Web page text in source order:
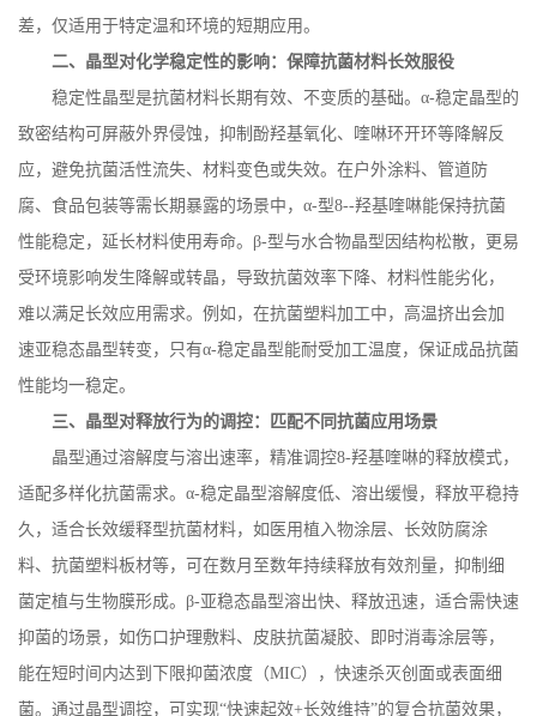
差，仅适用于特定温和环境的短期应用。
二、晶型对化学稳定性的影响：保障抗菌材料长效服役
稳定性晶型是抗菌材料长期有效、不变质的基础。 α-稳定晶型的
致密结构可屏蔽外界侵蚀，抑制酚羟基氧化、喹啉环开环等降解反
应，避免抗菌活性流失、材料变色或失效。在户外涂料、管道防
腐、食品包装等需长期暴露的场景中， α-型8-‑羟基喹啉能保持抗菌
性能稳定，延长材料使用寿命。β-型与水合物晶型因结构松散，更易
受环境影响发生降解或转晶，导致抗菌效率下降、材料性能劣化，
难以满足长效应用需求。例如，在抗菌塑料加工中，高温挤出会加
速亚稳态晶型转变，只有α-稳定晶型能耐受加工温度，保证成品抗菌
性能均一稳定。
三、晶型对释放行为的调控：匹配不同抗菌应用场景
晶型通过溶解度与溶出速率，精准调控8-羟基喹啉的释放模式，
适配多样化抗菌需求。 α-稳定晶型溶解度低、溶出缓慢，释放平稳持
久，适合长效缓释型抗菌材料，如医用植入物涂层、长效防腐涂
料、抗菌塑料板材等，可在数月至数年持续释放有效剂量，抑制细
菌定植与生物膜形成。 β-亚稳态晶型溶出快、释放迅速，适合需快速
抑菌的场景，如伤口护理敷料、皮肤抗菌凝胶、即时消毒涂层等，
能在短时间内达到下限抑菌浓度（MIC），快速杀灭创面或表面细
菌。通过晶型调控，可实现“快速起效+长效维持”的复合抗菌效果，